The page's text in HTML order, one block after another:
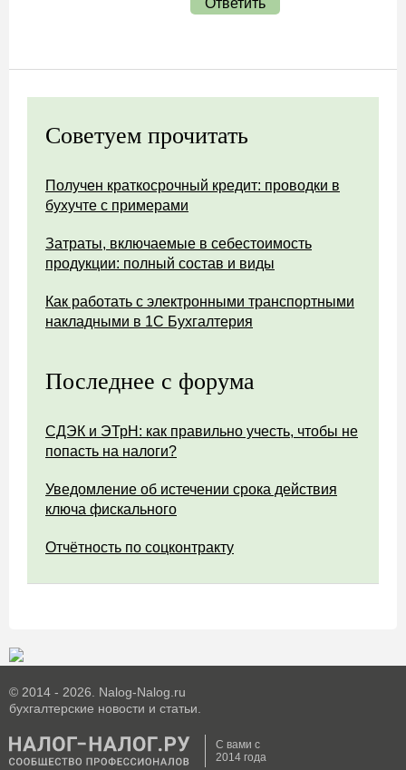
Ответить
Советуем прочитать
Получен краткосрочный кредит: проводки в
бухучте с примерами
Затраты, включаемые в себестоимость
продукции: полный состав и виды
Как работать с электронными транспортными
накладными в 1С Бухгалтерия
Последнее с форума
СДЭК и ЭТрН: как правильно учесть, чтобы не
попасть на налоги?
Уведомление об истечении срока действия
ключа фискального
Отчётность по соцконтракту
© 2014 - 2026. Nalog-Nalog.ru
бухгалтерские новости и статьи.
С вами с
2014 года